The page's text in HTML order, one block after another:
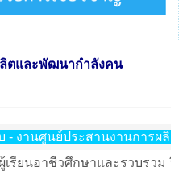
ตและพัฒนากำลังคน
- งานศูนย์ประสานงานการผลิ
เรียนอาชีวศึกษาและรวบรวม วิ